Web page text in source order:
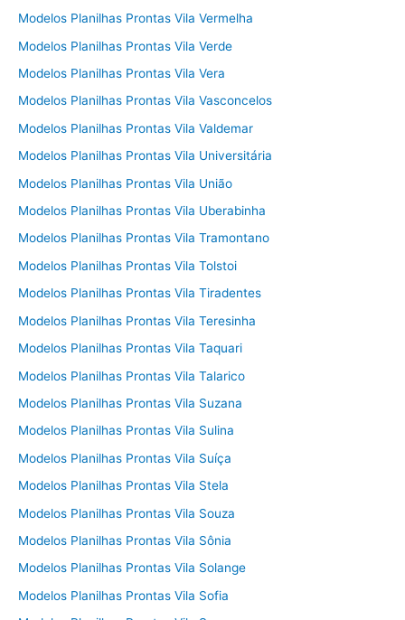
Modelos Planilhas Prontas Vila Vermelha
Modelos Planilhas Prontas Vila Verde
Modelos Planilhas Prontas Vila Vera
Modelos Planilhas Prontas Vila Vasconcelos
Modelos Planilhas Prontas Vila Valdemar
Modelos Planilhas Prontas Vila Universitária
Modelos Planilhas Prontas Vila União
Modelos Planilhas Prontas Vila Uberabinha
Modelos Planilhas Prontas Vila Tramontano
Modelos Planilhas Prontas Vila Tolstoi
Modelos Planilhas Prontas Vila Tiradentes
Modelos Planilhas Prontas Vila Teresinha
Modelos Planilhas Prontas Vila Taquari
Modelos Planilhas Prontas Vila Talarico
Modelos Planilhas Prontas Vila Suzana
Modelos Planilhas Prontas Vila Sulina
Modelos Planilhas Prontas Vila Suíça
Modelos Planilhas Prontas Vila Stela
Modelos Planilhas Prontas Vila Souza
Modelos Planilhas Prontas Vila Sônia
Modelos Planilhas Prontas Vila Solange
Modelos Planilhas Prontas Vila Sofia